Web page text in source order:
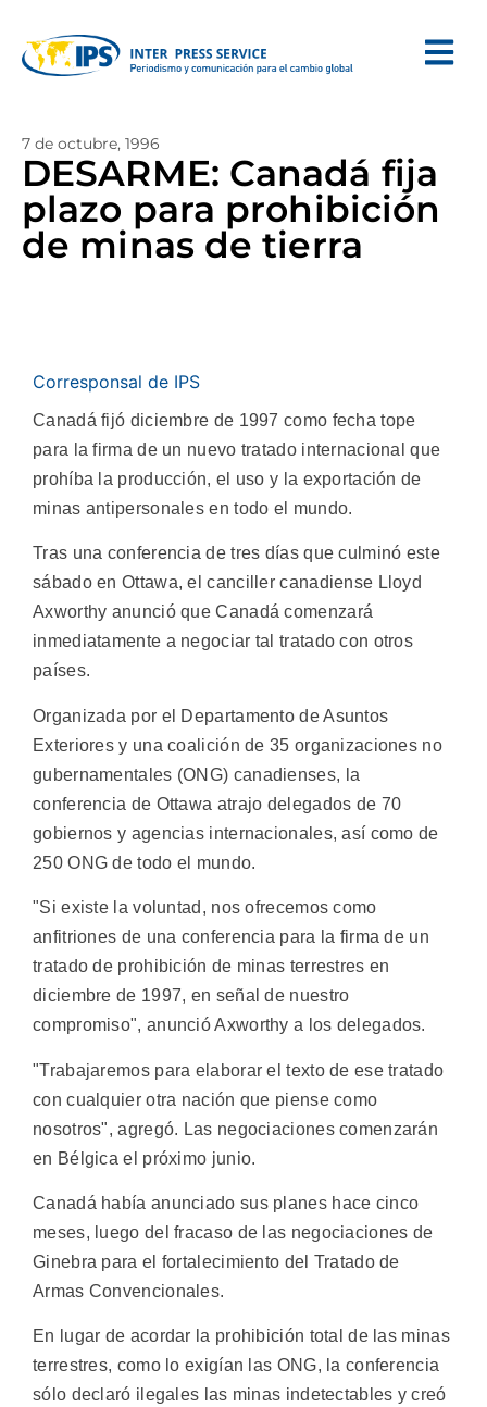
7 de octubre, 1996
DESARME: Canadá fija
plazo para prohibición
de minas de tierra
Corresponsal de IPS
Canadá fijó diciembre de 1997 como fecha tope
para la firma de un nuevo tratado internacional que
prohíba la producción, el uso y la exportación de
minas antipersonales en todo el mundo.
Tras una conferencia de tres días que culminó este
sábado en Ottawa, el canciller canadiense Lloyd
Axworthy anunció que Canadá comenzará
inmediatamente a negociar tal tratado con otros
países.
Organizada por el Departamento de Asuntos
Exteriores y una coalición de 35 organizaciones no
gubernamentales (ONG) canadienses, la
conferencia de Ottawa atrajo delegados de 70
gobiernos y agencias internacionales, así como de
250 ONG de todo el mundo.
"Si existe la voluntad, nos ofrecemos como
anfitriones de una conferencia para la firma de un
tratado de prohibición de minas terrestres en
diciembre de 1997, en señal de nuestro
compromiso", anunció Axworthy a los delegados.
"Trabajaremos para elaborar el texto de ese tratado
con cualquier otra nación que piense como
nosotros", agregó. Las negociaciones comenzarán
en Bélgica el próximo junio.
Canadá había anunciado sus planes hace cinco
meses, luego del fracaso de las negociaciones de
Ginebra para el fortalecimiento del Tratado de
Armas Convencionales.
En lugar de acordar la prohibición total de las minas
terrestres, como lo exigían las ONG, la conferencia
sólo declaró ilegales las minas indetectables y creó